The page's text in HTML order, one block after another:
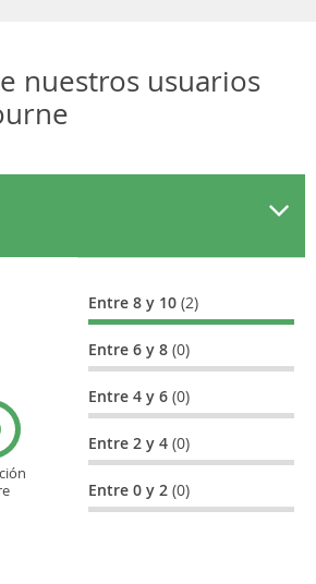
nuestros usuarios
Entre 8 y 10(2)
Entre 6 y 8(0)
Entre 4 y 6(0)
Entre 2 y 4(0)
Entre 0 y 2(0)